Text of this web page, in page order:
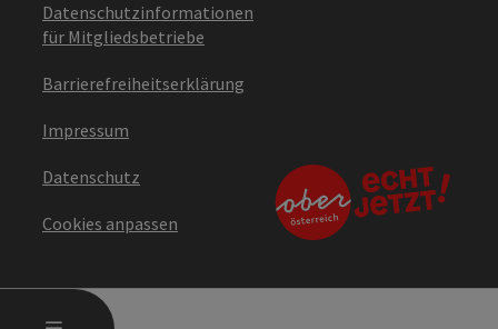
Datenschutzinformationen
für Mitgliedsbetriebe
Barrierefreiheitserklärung
Impressum
Datenschutz
Cookies anpassen